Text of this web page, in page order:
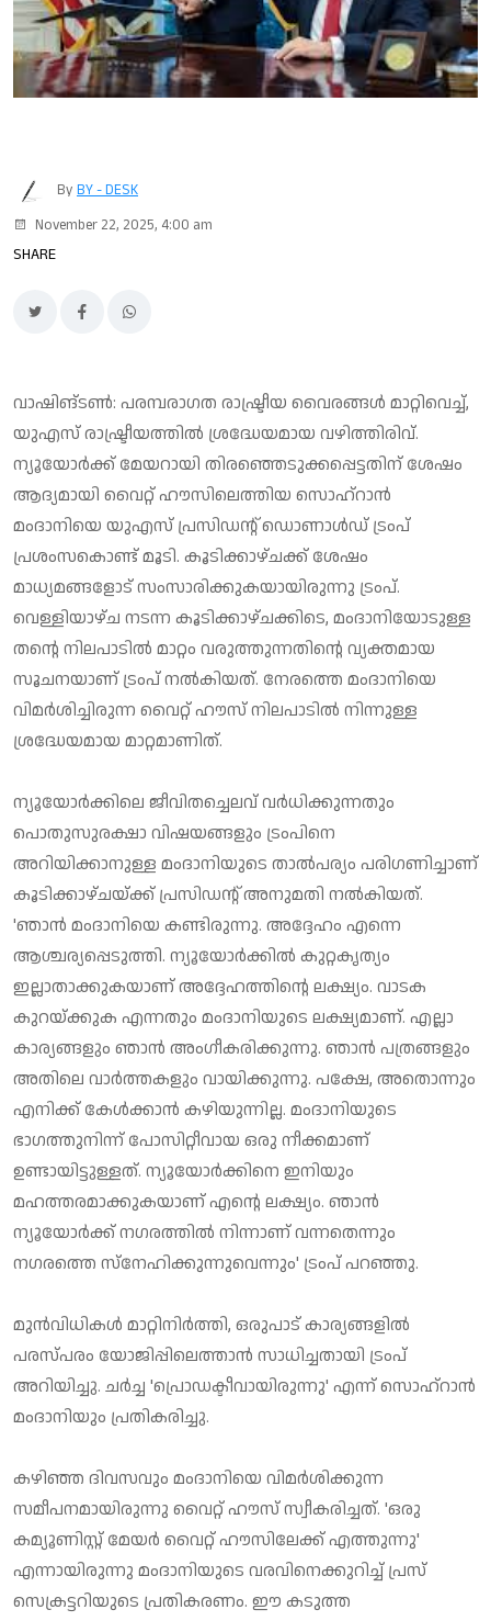
By BY - DESK
November 22, 2025, 4:00 am
SHARE
വാഷിങ്ടണ്‍: പരമ്പരാഗത രാഷ്ട്രീയ വൈരങ്ങള്‍ മാറ്റിവെച്ച്,
യുഎസ് രാഷ്ട്രീയത്തില്‍ ശ്രദ്ധേയമായ വഴിത്തിരിവ്.
ന്യൂയോര്‍ക്ക് മേയറായി തിരഞ്ഞെടുക്കപ്പെട്ടതിന് ശേഷം
ആദ്യമായി വൈറ്റ് ഹൗസിലെത്തിയ സൊഹ്റാന്‍
മംദാനിയെ യുഎസ് പ്രസിഡന്റ് ഡൊണാള്‍ഡ് ട്രംപ്
പ്രശംസകൊണ്ട് മൂടി. കൂടിക്കാഴ്ചക്ക് ശേഷം
മാധ്യമങ്ങളോട് സംസാരിക്കുകയായിരുന്നു ട്രംപ്.
വെള്ളിയാഴ്ച നടന്ന കൂടിക്കാഴ്ചക്കിടെ, മംദാനിയോടുള്ള
തന്റെ നിലപാടില്‍ മാറ്റം വരുത്തുന്നതിന്റെ വ്യക്തമായ
സൂചനയാണ് ട്രംപ് നല്‍കിയത്. നേരത്തെ മംദാനിയെ
വിമര്‍ശിച്ചിരുന്ന വൈറ്റ് ഹൗസ് നിലപാടില്‍ നിന്നുള്ള
ശ്രദ്ധേയമായ മാറ്റമാണിത്.
ന്യൂയോര്‍ക്കിലെ ജീവിതച്ചെലവ് വര്‍ധിക്കുന്നതും
പൊതുസുരക്ഷാ വിഷയങ്ങളും ട്രംപിനെ
അറിയിക്കാനുള്ള മംദാനിയുടെ താല്‍പര്യം പരിഗണിച്ചാണ്
കൂടിക്കാഴ്ചയ്ക്ക് പ്രസിഡന്റ് അനുമതി നല്‍കിയത്.
'ഞാന്‍ മംദാനിയെ കണ്ടിരുന്നു. അദ്ദേഹം എന്നെ
ആശ്ചര്യപ്പെടുത്തി. ന്യൂയോര്‍ക്കില്‍ കുറ്റകൃത്യം
ഇല്ലാതാക്കുകയാണ് അദ്ദേഹത്തിന്റെ ലക്ഷ്യം. വാടക
കുറയ്ക്കുക എന്നതും മംദാനിയുടെ ലക്ഷ്യമാണ്. എല്ലാ
കാര്യങ്ങളും ഞാന്‍ അംഗീകരിക്കുന്നു. ഞാന്‍ പത്രങ്ങളും
അതിലെ വാര്‍ത്തകളും വായിക്കുന്നു. പക്ഷേ, അതൊന്നും
എനിക്ക് കേള്‍ക്കാന്‍ കഴിയുന്നില്ല. മംദാനിയുടെ
ഭാഗത്തുനിന്ന് പോസിറ്റീവായ ഒരു നീക്കമാണ്
ഉണ്ടായിട്ടുള്ളത്. ന്യൂയോര്‍ക്കിനെ ഇനിയും
മഹത്തരമാക്കുകയാണ് എന്റെ ലക്ഷ്യം. ഞാന്‍
ന്യൂയോര്‍ക്ക് നഗരത്തില്‍ നിന്നാണ് വന്നതെന്നും
നഗരത്തെ സ്‌നേഹിക്കുന്നുവെന്നും' ട്രംപ് പറഞ്ഞു.
മുന്‍വിധികള്‍ മാറ്റിനിര്‍ത്തി, ഒരുപാട് കാര്യങ്ങളില്‍
പരസ്പരം യോജിപ്പിലെത്താന്‍ സാധിച്ചതായി ട്രംപ്
അറിയിച്ചു. ചര്‍ച്ച 'പ്രൊഡക്ടീവായിരുന്നു' എന്ന് സൊഹ്റാന്‍
മംദാനിയും പ്രതികരിച്ചു.
കഴിഞ്ഞ ദിവസവും മംദാനിയെ വിമര്‍ശിക്കുന്ന
സമീപനമായിരുന്നു വൈറ്റ് ഹൗസ് സ്വീകരിച്ചത്. 'ഒരു
കമ്യൂണിസ്റ്റ് മേയര്‍ വൈറ്റ് ഹൗസിലേക്ക് എത്തുന്നു'
എന്നായിരുന്നു മംദാനിയുടെ വരവിനെക്കുറിച്ച് പ്രസ്
സെക്രട്ടറിയുടെ പ്രതികരണം. ഈ കടുത്ത